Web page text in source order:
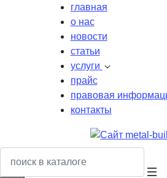
главная
о нас
новости
статьи
услуги
прайс
правовая
контакты